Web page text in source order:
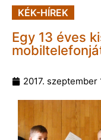
KÉK-HÍREK
Egy 13 éves
2017. szeptember